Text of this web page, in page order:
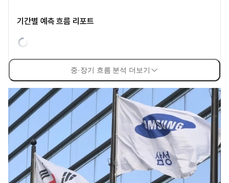
기간별 예측 흐름 리포트
중·장기 흐름 분석 더보기